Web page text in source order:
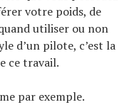
votre poids, de
utiliser ou non
d’un pilote, c’est la
ce travail.
par exemple.